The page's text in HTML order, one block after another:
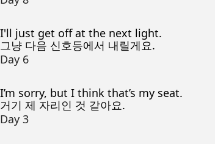
I'll just get off at the next light.
그냥 다음 신호등에서 내릴게요.
Day 6
I’m sorry, but I think that’s my seat.
거기 제 자리인 것 같아요.
Day 3